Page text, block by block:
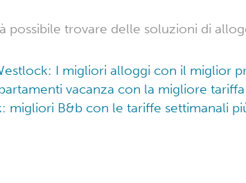
possibile trovare delle soluzioni di
I migliori alloggi con il miglior
vacanza con la migliore
migliori B&b con le tariffe settimanali